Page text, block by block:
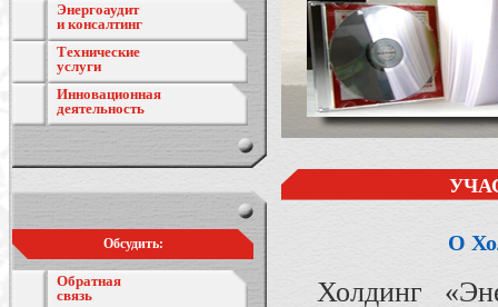
Энергоаудит
и консалтинг
Технические
услуги
Инновационная
деятельность
Обсудить:
Обратная
связь
О
Холдинг